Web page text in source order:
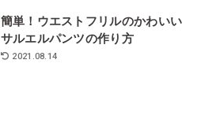
簡単！ウエストフリルのかわいい
サルエルパンツの作り方
2021.08.14